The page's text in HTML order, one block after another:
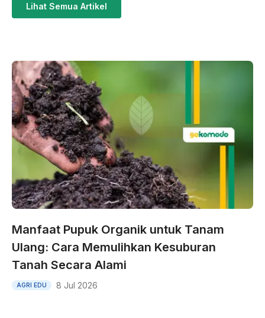
Lihat Semua Artikel
Manfaat Pupuk Organik untuk Tanam
Ulang: Cara Memulihkan Kesuburan
Tanah Secara Alami
AGRI EDU 8 Jul 2026